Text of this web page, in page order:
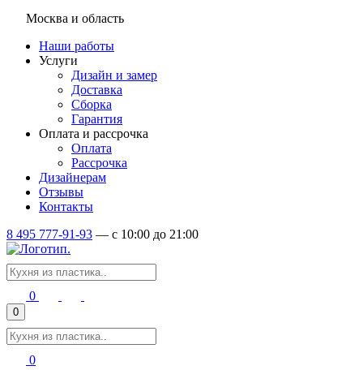
Москва и область
Наши работы
Услуги
Дизайн и замер
Доставка
Сборка
Гарантия
Оплата и рассрочка
Оплата
Рассрочка
Дизайнерам
Отзывы
Контакты
8 495 777-91-93 — c 10:00 до 21:00
0
0
0